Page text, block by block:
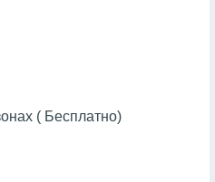
( Бесплатно)